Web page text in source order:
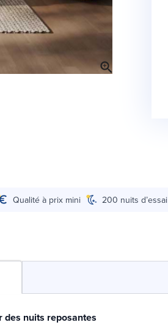
Qualité à prix mini 200 nuits d’essai
des nuits reposantes